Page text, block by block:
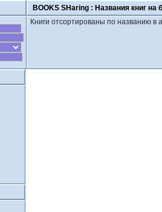
BOOKS SHaring : Названия книг на
Книги отсортированы по названию в